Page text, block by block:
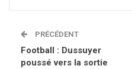
PRÉCÉDENT
Football : Dussuyer
poussé vers la sortie